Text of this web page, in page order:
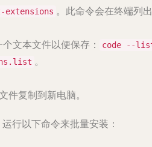
。此命令会在终端列出
文本文件以便保存：
code --
。
件复制到新电脑。
行以下命令来批量安装：